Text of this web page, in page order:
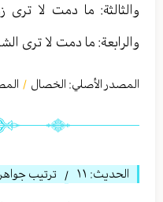
والثالثة: ما دمت لا ترى
والرابعة: ما دمت لا ترى
المصدر الأصلي: الخصال /
الحديث: ١١ / ترتيب جواهر